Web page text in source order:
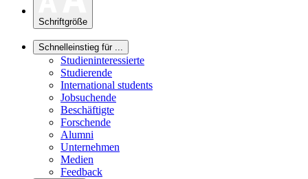
Schriftgröße
Schnelleinstieg für ...
Studieninteressierte
Studierende
International students
Jobsuchende
Beschäftigte
Forschende
Alumni
Unternehmen
Medien
Feedback